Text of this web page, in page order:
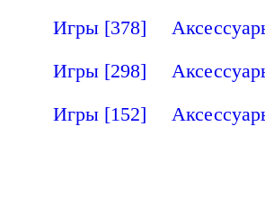
Игры [378]
Игры [298]
Игры [152]